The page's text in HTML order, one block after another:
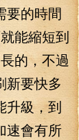
要的時間
能縮短到
的，不過
新要快多
升級，到
速會有所